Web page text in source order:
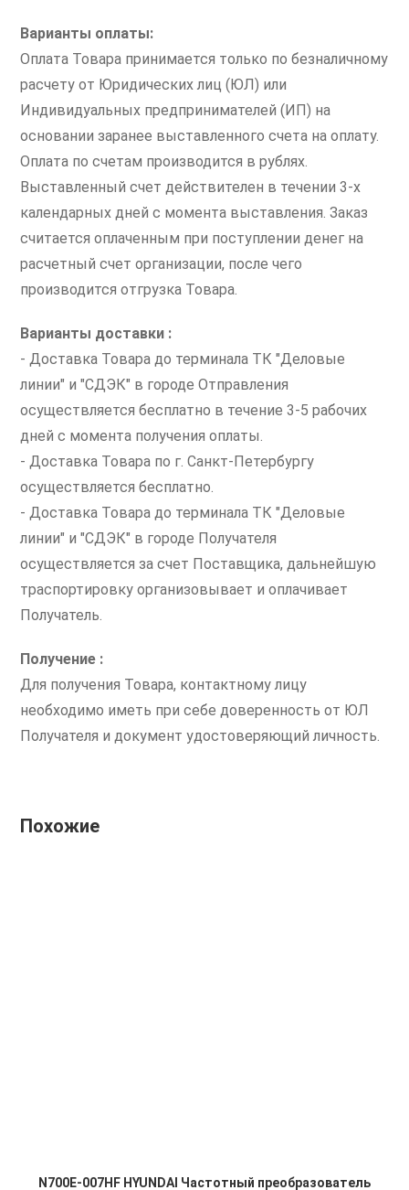
Варианты оплаты:
Оплата Товара принимается только по безналичному
расчету от Юридических лиц (ЮЛ) или
Индивидуальных предпринимателей (ИП) на
основании заранее выставленного счета на оплату.
Оплата по счетам производится в рублях.
Выставленный счет действителен в течении 3-х
календарных дней с момента выставления. Заказ
считается оплаченным при поступлении денег на
расчетный счет организации, после чего
производится отгрузка Товара.
Варианты доставки :
- Доставка Товара до терминала ТК "Деловые
линии" и "СДЭК" в городе Отправления
осуществляется бесплатно в течение 3-5 рабочих
дней с момента получения оплаты.
- Доставка Товара по г. Санкт-Петербургу
осуществляется бесплатно.
- Доставка Товара до терминала ТК "Деловые
линии" и "СДЭК" в городе Получателя
осуществляется за счет Поставщика, дальнейшую
траспортировку организовывает и оплачивает
Получатель.
Получение :
Для получения Товара, контактному лицу
необходимо иметь при себе доверенность от ЮЛ
Получателя и документ удостоверяющий личность.
Похожие
N700E-007HF HYUNDAI Частотный преобразователь